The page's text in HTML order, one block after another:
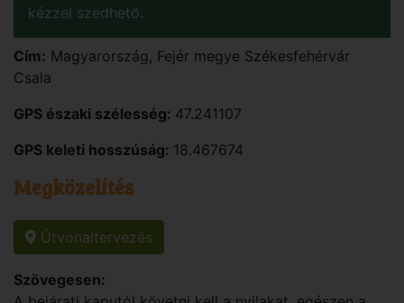
kézzel szedhető.
Cím: Magyarország , Fejér megye Székesfehérvár
Csala
GPS északi szélesség: 47.241107
GPS keleti hosszúság: 18.467674
Megközelítés
Útvonaltervezés
Szövegesen: